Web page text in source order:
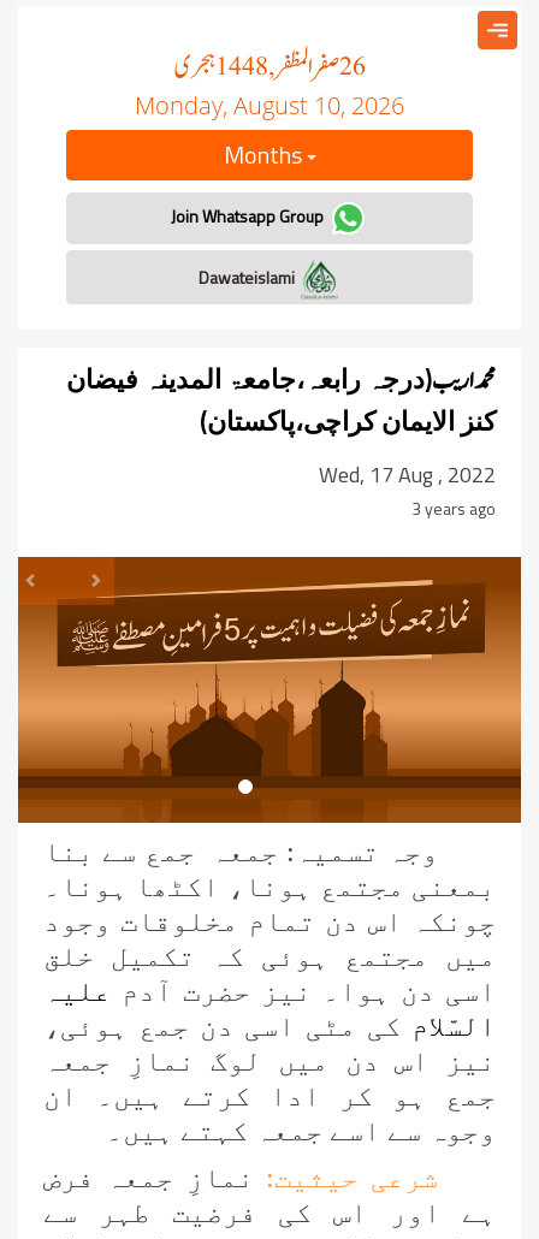
26صفر المظفر, 1448 ہجری
Monday, August 10, 2026
Months
Join Whatsapp Group
محمد اریب(درجہ رابعہ،جامعۃ المدینہ فیضان
کنز الایمان کراچی،پاکستان)
Wed, 17 Aug , 2022
3 years ago
وجہ تسمیہ: جمعہ جمع سے بنا
بمعنی مجتمع ہونا، اکٹھا ہونا۔
چونکہ اس دن تمام مخلوقات وجود
میں مجتمع ہوئی کہ تکمیل خلق
اسی دن ہوا۔ نیز حضرت آدم
علیہ
السّلام کی مٹی اسی دن جمع ہوئی،
نیز اس دن میں لوگ نمازِ جمعہ
جمع ہو کر ادا کرتے ہیں۔ ان
وجوہ سے اسے جمعہ کہتے ہیں۔
شرعی حیثیت: نمازِ جمعہ فرض
ہے اور اس کی فرضیت طہر سے